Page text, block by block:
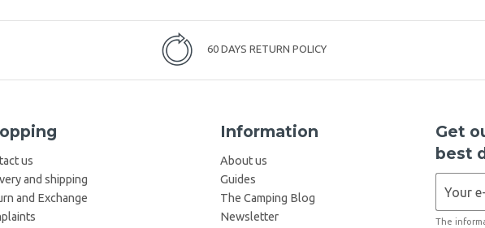
60 DAYS RETURN POLICY
us
and shipping
and Exchange
Information
About us
Guides
The Camping Blog
Newsletter
Get
best
The